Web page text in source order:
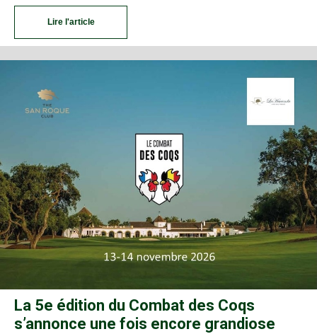
Lire l'article
La 5e édition du Combat des Coqs
s’annonce une fois encore grandiose